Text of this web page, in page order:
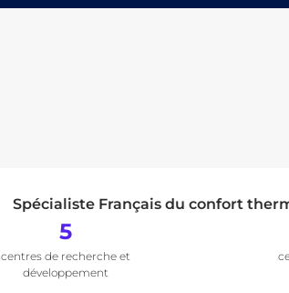
Spécialiste Français du confort
5
centres de recherche et
développement